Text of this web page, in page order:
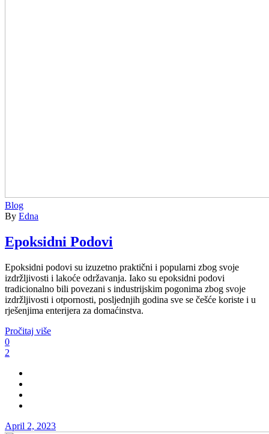
Blog
By Edna
Epoksidni Podovi
Epoksidni podovi su izuzetno praktični i popularni zbog svoje
izdržljivosti i lakoće održavanja. Iako su epoksidni podovi
tradicionalno bili povezani s industrijskim pogonima zbog svoje
izdržljivosti i otpornosti, posljednjih godina sve se češće koriste i u
rješenjima enterijera za domaćinstva.
Pročitaj više
0
2
April 2, 2023